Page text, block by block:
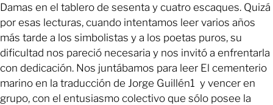
Damas en el tablero de sesenta y cuatro escaques. Quizá
por esas lecturas, cuando intentamos leer varios años
más tarde a los simbolistas y a los poetas puros, su
dificultad nos pareció necesaria y nos invitó a enfrentarla
con dedicación. Nos juntábamos para leer El cementerio
marino en la traducción de Jorge Guillén1 y vencer en
grupo, con el entusiasmo colectivo que sólo posee la